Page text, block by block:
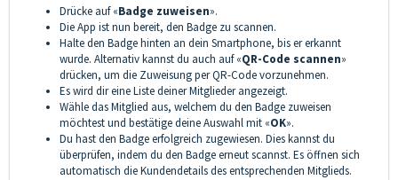
Drücke auf «Badge zuweisen».
Die App ist nun bereit, den Badge zu scannen.
Halte den Badge hinten an dein Smartphone, bis er erkannt
wurde. Alternativ kannst du auch auf «QR-Code scannen»
drücken, um die Zuweisung per QR-Code vorzunehmen.
Es wird dir eine Liste deiner Mitglieder angezeigt.
Wähle das Mitglied aus, welchem du den Badge zuweisen
möchtest und bestätige deine Auswahl mit «OK».
Du hast den Badge erfolgreich zugewiesen. Dies kannst du
überprüfen, indem du den Badge erneut scannst. Es öffnen sich
automatisch die Kundendetails des entsprechenden Mitglieds.